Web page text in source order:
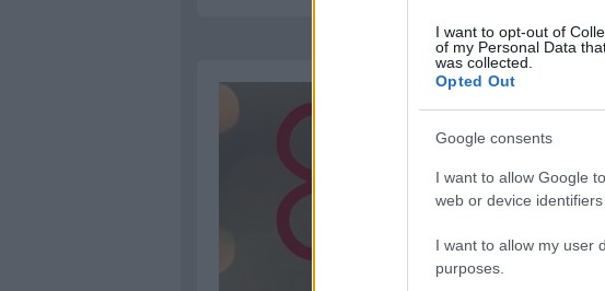
I want to opt-out of
of my Personal Data
was collected.
Opted Out
Google consents
I want to allow Google
web or device identifiers
I want to allow my user
purposes.
hírt